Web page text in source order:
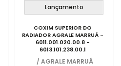
Lançamento
COXIM SUPERIOR DO
RADIADOR AGRALE MARRUÁ -
6011.001.020.00.8 -
6013.101.238.00.1
/ AGRALE MARRUÁ